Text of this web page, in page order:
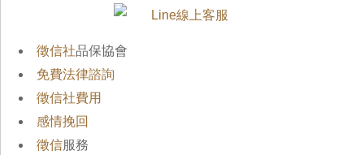
徵信社品保協會
免費法律諮詢
徵信社費用
感情挽回
徵信服務